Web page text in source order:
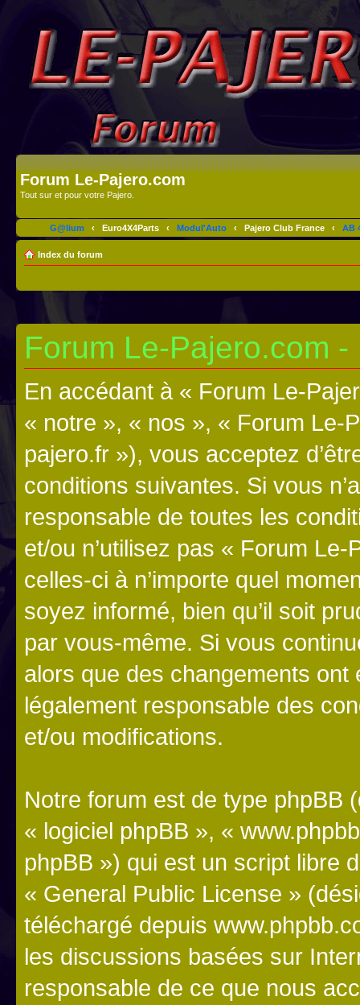
Forum Le-Pajero.com
Tout sur et pour votre Pajero.
G@lium ‹ Euro4X4Parts ‹ Modul'Auto ‹ Pajero Club France ‹ AB
Index du forum
Forum Le-Pajero.com
En accédant à « Forum Le-
« notre », « nos », « Forum Le-
pajero.fr »), vous acceptez
conditions suivantes. Si vous
responsable de toutes les
et/ou n’utilisez pas « Forum
celles-ci à n’importe quel
soyez informé, bien qu’il soit
par vous-même. Si vous
alors que des changements ont
légalement responsable des
et/ou modifications.
Notre forum est de type phpBB
« logiciel phpBB », «
phpBB ») qui est un script libre
« General Public License »
téléchargé depuis
les discussions basées sur
responsable de ce que nous